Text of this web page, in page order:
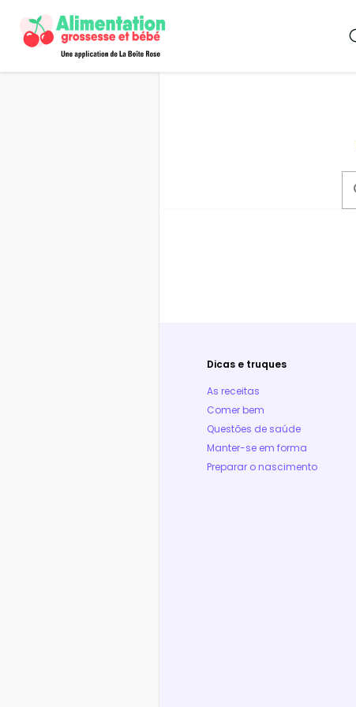
Dicas e truques
As receitas
Comer bem
Questões de saúde
Manter-se em forma
Preparar o nascimento